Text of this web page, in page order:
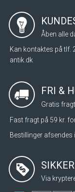
Åben alle
Kan kontaktes på tlf.
antik.dk
FRI &
Gratis
Fast fragt på 59 kr.
Bestillinger afsendes
Via